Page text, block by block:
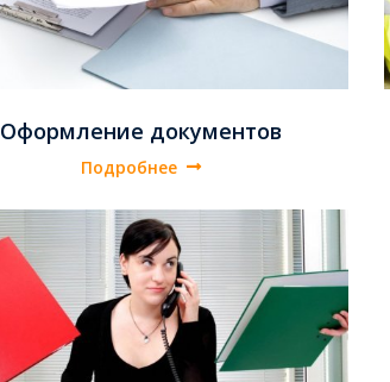
Оформление документов
Подробнее